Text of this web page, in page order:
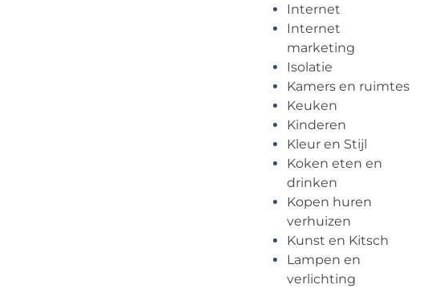
Internet
Internet
marketing
Isolatie
Kamers en ruimtes
Keuken
Kinderen
Kleur en Stijl
Koken eten en
drinken
Kopen huren
verhuizen
Kunst en Kitsch
Lampen en
verlichting